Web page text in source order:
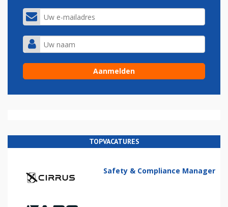
TOPVACATURES
Safety & Compliance Manager